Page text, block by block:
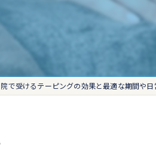
肩
膝痛
で受けるテーピングの効果と最適な期間や